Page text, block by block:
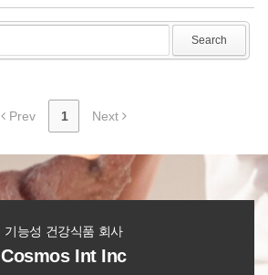
Search
Prev 1 Next
기능성 건강식품 회사
Cosmos Int Inc